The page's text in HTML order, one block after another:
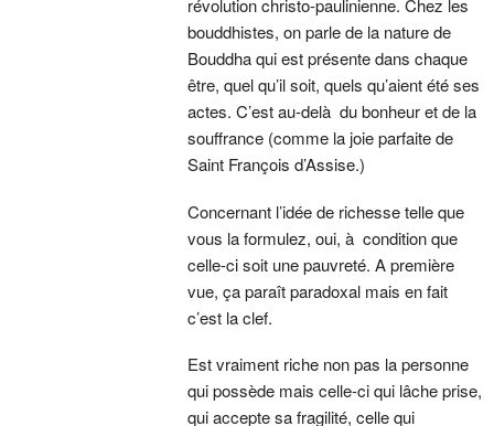
révolution christo-paulinienne. Chez les
bouddhistes, on parle de la nature de
Bouddha qui est présente dans chaque
être, quel qu’il soit, quels qu’aient été ses
actes. C’est au-delà du bonheur et de la
souffrance (comme la joie parfaite de
Saint François d’Assise.)
Concernant l’idée de richesse telle que
vous la formulez, oui, à condition que
celle-ci soit une pauvreté. A première
vue, ça paraît paradoxal mais en fait
c’est la clef.
Est vraiment riche non pas la personne
qui possède mais celle-ci qui lâche prise,
qui accepte sa fragilité, celle qui